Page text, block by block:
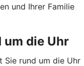
und Ihrer Familie
die Uhr
Sie rund um die Uhr